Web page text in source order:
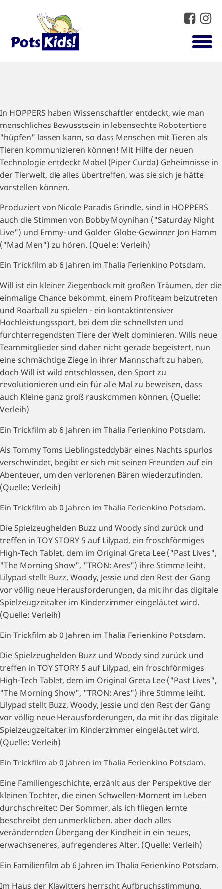
In HOPPERS haben Wissenschaftler entdeckt, wie man
menschliches Bewusstsein in lebensechte Robotertiere
"hüpfen" lassen kann, so dass Menschen mit Tieren als
Tieren kommunizieren können! Mit Hilfe der neuen
Technologie entdeckt Mabel (Piper Curda) Geheimnisse in
der Tierwelt, die alles übertreffen, was sie sich je hätte
vorstellen können.
Produziert von Nicole Paradis Grindle, sind in HOPPERS
auch die Stimmen von Bobby Moynihan ("Saturday Night
Live") und Emmy- und Golden Globe-Gewinner Jon Hamm
("Mad Men") zu hören. (Quelle: Verleih)
Ein Trickfilm ab 6 Jahren im Thalia Ferienkino Potsdam.
Will ist ein kleiner Ziegenbock mit großen Träumen, der die
einmalige Chance bekommt, einem Profiteam beizutreten
und Roarball zu spielen - ein kontaktintensiver
Hochleistungssport, bei dem die schnellsten und
furchterregendsten Tiere der Welt dominieren. Wills neue
Teammitglieder sind daher nicht gerade begeistert, nun
eine schmächtige Ziege in ihrer Mannschaft zu haben,
doch Will ist wild entschlossen, den Sport zu
revolutionieren und ein für alle Mal zu beweisen, dass
auch Kleine ganz groß rauskommen können. (Quelle:
Verleih)
Ein Trickfilm ab 6 Jahren im Thalia Ferienkino Potsdam.
Als Tommy Toms Lieblingsteddybär eines Nachts spurlos
verschwindet, begibt er sich mit seinen Freunden auf ein
Abenteuer, um den verlorenen Bären wiederzufinden.
(Quelle: Verleih)
Ein Trickfilm ab 0 Jahren im Thalia Ferienkino Potsdam.
Die Spielzeughelden Buzz und Woody sind zurück und
treffen in TOY STORY 5 auf Lilypad, ein froschförmiges
High-Tech Tablet, dem im Original Greta Lee ("Past Lives",
"The Morning Show", "TRON: Ares") ihre Stimme leiht.
Lilypad stellt Buzz, Woody, Jessie und den Rest der Gang
vor völlig neue Herausforderungen, da mit ihr das digitale
Spielzeugzeitalter im Kinderzimmer eingeläutet wird.
(Quelle: Verleih)
Ein Trickfilm ab 0 Jahren im Thalia Ferienkino Potsdam.
Die Spielzeughelden Buzz und Woody sind zurück und
treffen in TOY STORY 5 auf Lilypad, ein froschförmiges
High-Tech Tablet, dem im Original Greta Lee ("Past Lives",
"The Morning Show", "TRON: Ares") ihre Stimme leiht.
Lilypad stellt Buzz, Woody, Jessie und den Rest der Gang
vor völlig neue Herausforderungen, da mit ihr das digitale
Spielzeugzeitalter im Kinderzimmer eingeläutet wird.
(Quelle: Verleih)
Ein Trickfilm ab 0 Jahren im Thalia Ferienkino Potsdam.
Eine Familiengeschichte, erzählt aus der Perspektive der
kleinen Tochter, die einen Schwellen-Moment im Leben
durchschreitet: Der Sommer, als ich fliegen lernte
beschreibt den unmerklichen, aber doch alles
verändernden Übergang der Kindheit in ein neues,
erwachseneres, aufregenderes Alter. (Quelle: Verleih)
Ein Familienfilm ab 6 Jahren im Thalia Ferienkino Potsdam.
Im Haus der Klawitters herrscht Aufbruchsstimmung.